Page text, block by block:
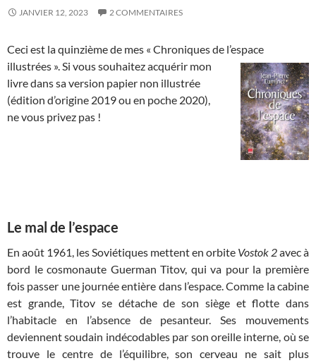
JANVIER 12, 2023 2 COMMENTAIRES
Ceci est la quinzième de mes « Chroniques de l’espace
illustrées ». Si vous souhaitez acquérir mon
livre dans sa version papier non illustrée
(édition d’origine 2019 ou en poche 2020),
ne vous privez pas !
Le mal de l’espace
En août 1961, les Soviétiques mettent en orbite Vostok 2avec à
bord le cosmonaute Guerman Titov, qui va pour la première
fois passer une journée entière dans l’espace. Comme la cabine
est grande, Titov se détache de son siège et flotte dans
l’habitacle en l’absence de pesanteur. Ses mouvements
deviennent soudain indécodables par son oreille interne, où se
trouve le centre de l’équilibre, son cerveau ne sait plus